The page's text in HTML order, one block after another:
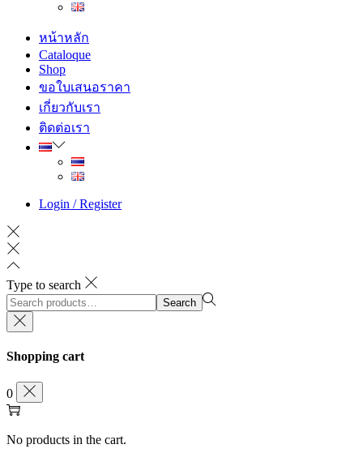
หน้าหลัก
Cataloque
Shop
ขอใบเสนอราคา
เกี่ยวกับเรา
ติดต่อเรา
Login / Register
Type to search
Search
for:>
Search
Shopping cart
0
No products in the cart.